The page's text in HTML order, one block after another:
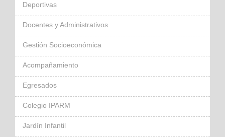
Deportivas
Docentes y Administrativos
Gestión Socioeconómica
Acompañamiento
Egresados
Colegio IPARM
Jardín Infantil